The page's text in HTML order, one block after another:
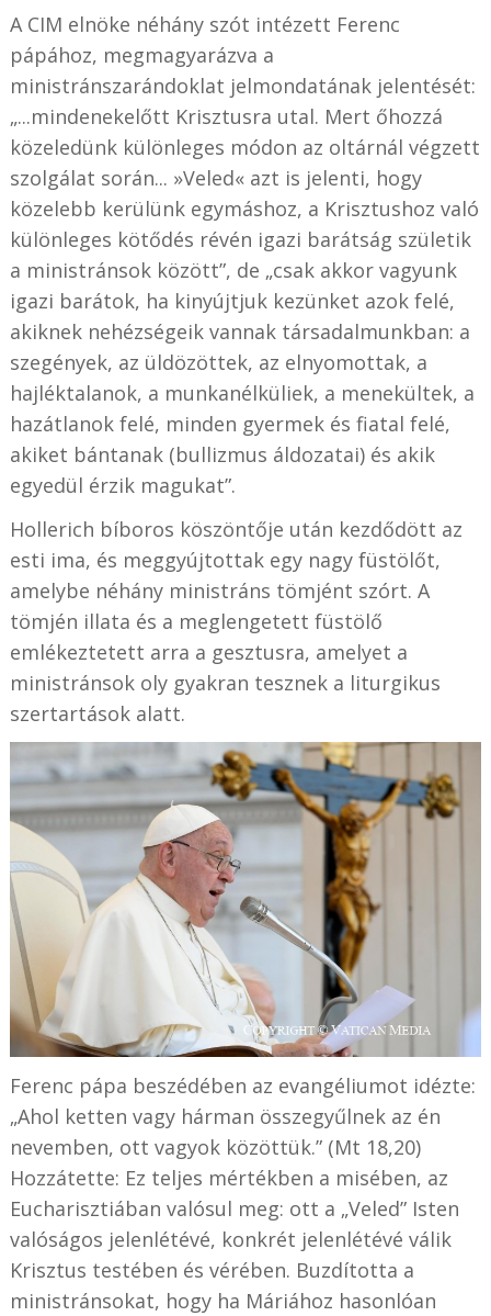
A CIM elnöke néhány szót intézett Ferenc
pápához, megmagyarázva a
ministránszarándoklat jelmondatának jelentését:
„...mindenekelőtt Krisztusra utal. Mert őhozzá
közeledünk különleges módon az oltárnál végzett
szolgálat során... »Veled« azt is jelenti, hogy
közelebb kerülünk egymáshoz, a Krisztushoz való
különleges kötődés révén igazi barátság születik
a ministránsok között”, de „csak akkor vagyunk
igazi barátok, ha kinyújtjuk kezünket azok felé,
akiknek nehézségeik vannak társadalmunkban: a
szegények, az üldözöttek, az elnyomottak, a
hajléktalanok, a munkanélküliek, a menekültek, a
hazátlanok felé, minden gyermek és fiatal felé,
akiket bántanak (bullizmus áldozatai) és akik
egyedül érzik magukat”.
Hollerich bíboros köszöntője után kezdődött az
esti ima, és meggyújtottak egy nagy füstölőt,
amelybe néhány ministráns tömjént szórt. A
tömjén illata és a meglengetett füstölő
emlékeztetett arra a gesztusra, amelyet a
ministránsok oly gyakran tesznek a liturgikus
szertartások alatt.
Ferenc pápa beszédében az evangéliumot idézte:
„Ahol ketten vagy hárman összegyűlnek az én
nevemben, ott vagyok közöttük.” (Mt 18,20)
Hozzátette: Ez teljes mértékben a misében, az
Eucharisztiában valósul meg: ott a „Veled” Isten
valóságos jelenlétévé, konkrét jelenlétévé válik
Krisztus testében és vérében. Buzdította a
ministránsokat, hogy ha Máriához hasonlóan